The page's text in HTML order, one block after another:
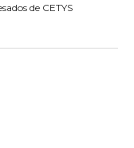
de CETYS